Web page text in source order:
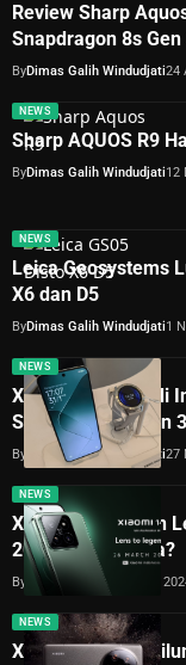
Review Sharp
Snapdragon 8s Gen
ByDimas Galih Windudjati24
NEWS
Sharp AQUOS R9
ByDimas Galih Windudjati12
NEWS
Leica Geosystems
X6 dan D5
ByDimas Galih Windudjati1
NEWS
Xiaomi 14 Hadir di
Snapdragon 8 Gen 3
By Dimas Galih Windudjati27
NEWS
Xiaomi 14 dengan
2024, Seperti Apa?
By Lukman Azis 15 March
NEWS
Xiaomi 14 Ultra